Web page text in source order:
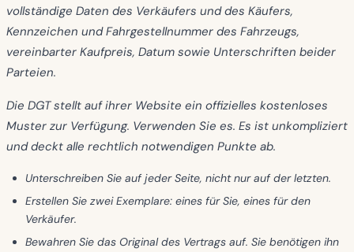
vollständige Daten des Verkäufers und des Käufers,
Kennzeichen und Fahrgestellnummer des Fahrzeugs,
vereinbarter Kaufpreis, Datum sowie Unterschriften beider
Parteien.
Die DGT stellt auf ihrer Website ein offizielles kostenloses
Muster zur Verfügung. Verwenden Sie es. Es ist unkompliziert
und deckt alle rechtlich notwendigen Punkte ab.
Unterschreiben Sie auf jeder Seite, nicht nur auf der letzten.
Erstellen Sie zwei Exemplare: eines für Sie, eines für den
Verkäufer.
Bewahren Sie das Original des Vertrags auf. Sie benötigen ihn